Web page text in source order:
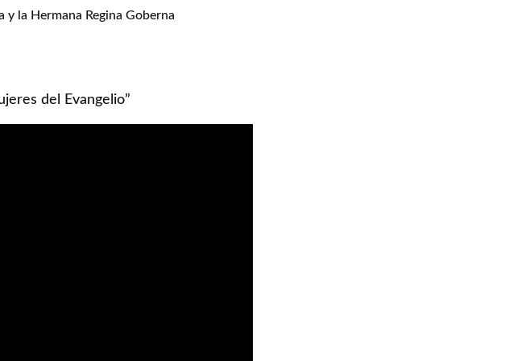
y la Hermana Regina Goberna
del Evangelio”